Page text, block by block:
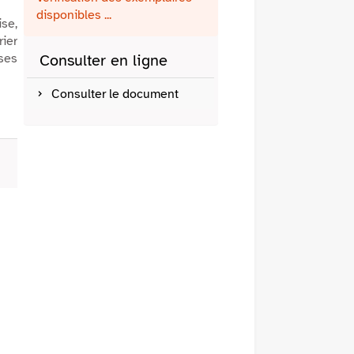
disponibles ...
Consulter en ligne
Consulter le document